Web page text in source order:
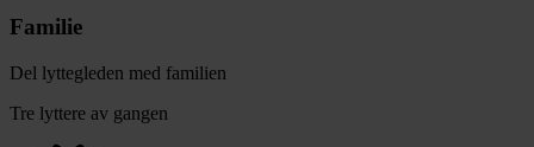
Familie
Del lyttegleden med familien
Tre lyttere av gangen